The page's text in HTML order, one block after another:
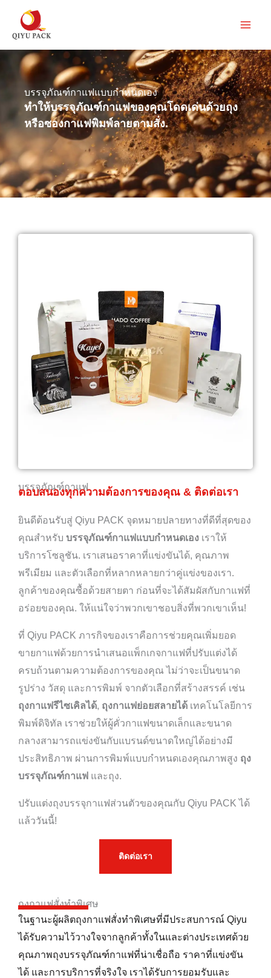
เนื้อหา
บรรจุภัณฑ์กาแฟแบบกำหนดเอง
ทำให้บรรจุภัณฑ์กาแฟของคุณโดดเด่นด้วยถุง
หรือซองกาแฟพิมพ์ลายตามสั่ง.
บรรจุภัณฑ์กาแฟ
ตอบสนองทุกความต้องการของคุณ & ติดต่อเรา
ยินดีต้อนรับสู่ Qiyu PACK จุดหมายปลายทางที่ดีที่สุดของ
คุณสำหรับ บรรจุภัณฑ์กาแฟแบบกำหนดเอง เราให้
บริการโซลูชัน. เราเสนอราคาที่แข่งขันได้, คุณภาพ
พรีเมียม และตัวเลือกที่หลากหลายกว่าคู่แข่งของเรา.
ลูกค้าของคุณซื้อด้วยสายตา ก่อนที่จะได้สัมผัสกับกาแฟที่
อร่อยของคุณ. ให้แน่ใจว่าพวกเขาชอบสิ่งที่พวกเขาเห็น!
ที่ Qiyu PACK ภารกิจของเราคือการช่วยคุณเพิ่มยอด
ขายกาแฟด้วยการนำเสนอแพ็กเกจกาแฟที่ปรับแต่งได้
ครบถ้วนตามความต้องการของคุณ ไม่ว่าจะเป็นขนาด
รูปร่าง วัสดุ และการพิมพ์ จากตัวเลือกที่สร้างสรรค์ เช่น
ถุงกาแฟรีไซเคิลได้, ถุงกาแฟย่อยสลายได้ เทคโนโลยีการ
พิมพ์ดิจิทัล เราช่วยให้ผู้คั่วกาแฟขนาดเล็กและขนาด
กลางสามารถแข่งขันกับแบรนด์ขนาดใหญ่ได้อย่างมี
ประสิทธิภาพ ผ่านการพิมพ์แบบกำหนดเองคุณภาพสูง ถุง
บรรจุภัณฑ์กาแฟ และถุง.
ปรับแต่งถุงบรรจุกาแฟส่วนตัวของคุณกับ Qiyu PACK ได้
แล้ววันนี้!
ติดต่อเรา
ถุงกาแฟสั่งทำพิเศษ
ในฐานะผู้ผลิตถุงกาแฟสั่งทำพิเศษที่มีประสบการณ์ Qiyu
ได้รับความไว้วางใจจากลูกค้าทั้งในและต่างประเทศด้วย
คุณภาพถุงบรรจุภัณฑ์กาแฟที่น่าเชื่อถือ ราคาที่แข่งขัน
ได้ และการบริการที่จริงใจ เราได้รับการยอมรับและ